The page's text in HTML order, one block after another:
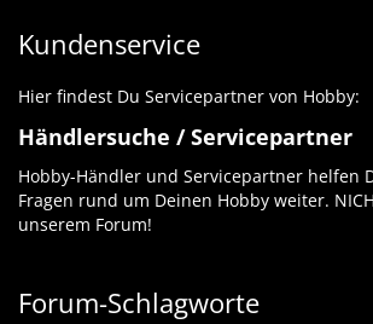
Kundenservice
Hier findest Du Servicepartner von Hobby:
Händlersuche / Servicepartner
Hobby-Händler und Servicepartner helfen
Fragen rund um Deinen Hobby weiter.
unserem Forum!
Forum-Schlagworte